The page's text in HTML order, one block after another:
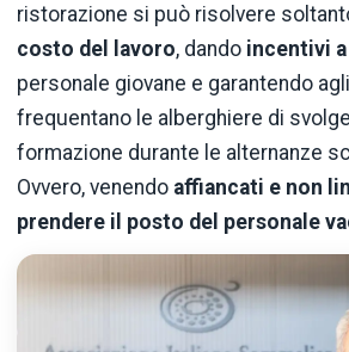
ristorazione si può risolvere
costo del lavoro, dando incentivi
personale giovane e garantendo
frequentano le alberghiere di
formazione durante le alternanze
Ovvero, venendo affiancati e non
prendere il posto del personale